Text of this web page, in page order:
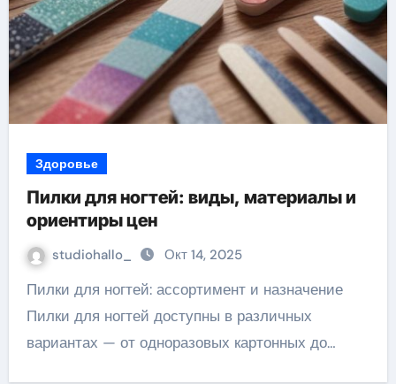
Здоровье
Пилки для ногтей: виды, материалы и
ориентиры цен
studiohallo_ Окт 14, 2025
Пилки для ногтей: ассортимент и назначение
Пилки для ногтей доступны в различных
вариантах — от одноразовых картонных до…